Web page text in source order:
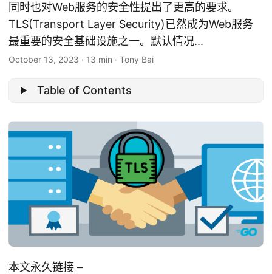
同时也对Web服务的安全性提出了更高的要求。
TLS(Transport Layer Security)已然成为Web服务
最重要的安全基础设施之一。默认情况...
October 13, 2023 · 13 min · Tony Bai
Table of Contents
本文永久链接 –